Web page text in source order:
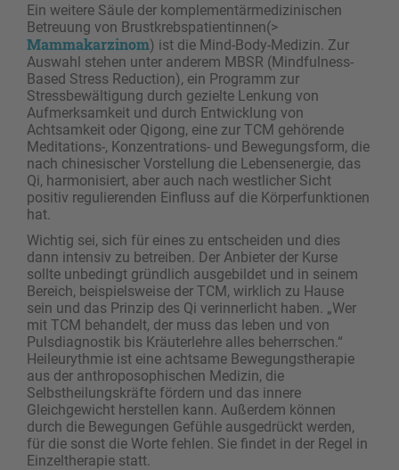
Ein weitere Säule der komplementärmedizinischen
Betreuung von Brustkrebspatientinnen(>
Mammakarzinom) ist die Mind-Body-Medizin. Zur
Auswahl stehen unter anderem MBSR (Mindfulness-
Based Stress Reduction), ein Programm zur
Stressbewältigung durch gezielte Lenkung von
Aufmerksamkeit und durch Entwicklung von
Achtsamkeit oder Qigong, eine zur TCM gehörende
Meditations-, Konzentrations- und Bewegungsform, die
nach chinesischer Vorstellung die Lebensenergie, das
Qi, harmonisiert, aber auch nach westlicher Sicht
positiv regulierenden Einfluss auf die Körperfunktionen
hat.
Wichtig sei, sich für eines zu entscheiden und dies
dann intensiv zu betreiben. Der Anbieter der Kurse
sollte unbedingt gründlich ausgebildet und in seinem
Bereich, beispielsweise der TCM, wirklich zu Hause
sein und das Prinzip des Qi verinnerlicht haben. „Wer
mit TCM behandelt, der muss das leben und von
Pulsdiagnostik bis Kräuterlehre alles beherrschen.“
Heileurythmie ist eine achtsame Bewegungstherapie
aus der anthroposophischen Medizin, die
Selbstheilungskräfte fördern und das innere
Gleichgewicht herstellen kann. Außerdem können
durch die Bewegungen Gefühle ausgedrückt werden,
für die sonst die Worte fehlen. Sie findet in der Regel in
Einzeltherapie statt.